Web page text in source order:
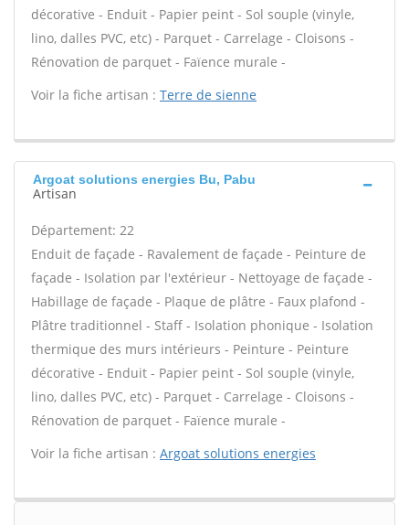
décorative - Enduit - Papier peint - Sol souple (vinyle,
lino, dalles PVC, etc) - Parquet - Carrelage - Cloisons -
Rénovation de parquet - Faïence murale -
Voir la fiche artisan : Terre de sienne
Argoat solutions energies Bu, Pabu
Artisan
Département: 22
Enduit de façade - Ravalement de façade - Peinture de
façade - Isolation par l'extérieur - Nettoyage de façade -
Habillage de façade - Plaque de plâtre - Faux plafond -
Plâtre traditionnel - Staff - Isolation phonique - Isolation
thermique des murs intérieurs - Peinture - Peinture
décorative - Enduit - Papier peint - Sol souple (vinyle,
lino, dalles PVC, etc) - Parquet - Carrelage - Cloisons -
Rénovation de parquet - Faïence murale -
Voir la fiche artisan : Argoat solutions energies